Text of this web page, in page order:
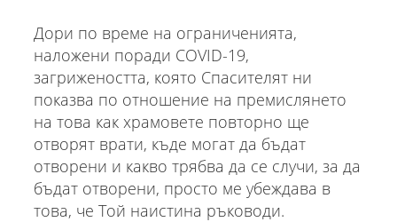
Дори по време на ограниченията,
налoжени поради COVID-19,
загрижеността, която Спасителят ни
показва по отношение на премислянето
на това как храмовете повторно ще
отворят врати, къде могат да бъдат
отворени и какво трябва да се случи, за да
бъдат отворени, просто ме убеждава в
това, че Той наистина ръководи.